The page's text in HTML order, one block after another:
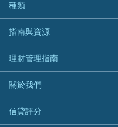
WeLab Bank
WeLend 貸款
自駕遊比較
相機有得保
專為孕婦設計的最佳旅遊保險
最佳滑雪旅遊保險
最適合BB的旅遊保險
中國平安
HSBC滙豐銀行
MSIG 三井住友
Prudential 保誠
QBE 昆士蘭
長橋證券
WeBull微牛證券
漲樂全球通｜華泰國際
OSL
華盛証券好唔好？
漲樂全球通好唔好？
IB盈透證券好唔好？
盈立證券 uSMART 好唔好？
Stashaway好唔好？
港股5隻高息ETF精選
什麼是ETF？
香港30大高息股排行
黃金ETF懶人包
最值得注意的比特幣ETF
選股策略：五步調查攻略
銀行戶口比較
尊尚銀行戶口
Citi Plus
中信銀行inMotion
Airwallex銀行
種類
定期存款
港元定存
人民幣定存
美元定存
英鎊定存
澳元定存
指南與資源
理財資訊
識慳識賺
債務管理
投資理財
置業安居
理財管理指南
常用相關詞彙
MoneyHero電子報
所有合作銀行或機構
關於我們
服務承諾
信貸評分